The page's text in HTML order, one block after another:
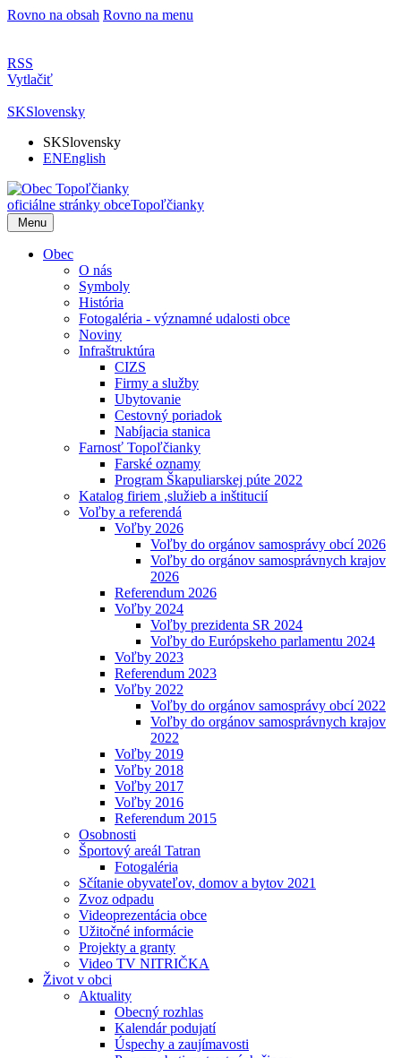
Rovno na obsah Rovno na menu
RSS
Vytlačiť
SKSlovensky
SKSlovensky
ENEnglish
oficiálne stránky obceTopoľčianky
Menu
Obec
O nás
Symboly
História
Fotogaléria - významné udalosti obce
Noviny
Infraštruktúra
CIZS
Firmy a služby
Ubytovanie
Cestovný poriadok
Nabíjacia stanica
Farnosť Topoľčianky
Farské oznamy
Program Škapuliarskej púte 2022
Katalog firiem ,služieb a inštitucií
Voľby a referendá
Voľby 2026
Voľby do orgánov samosprávy obcí 2026
Voľby do orgánov samosprávnych krajov
2026
Referendum 2026
Voľby 2024
Voľby prezidenta SR 2024
Voľby do Európskeho parlamentu 2024
Voľby 2023
Referendum 2023
Voľby 2022
Voľby do orgánov samosprávy obcí 2022
Voľby do orgánov samosprávnych krajov
2022
Voľby 2019
Voľby 2018
Voľby 2017
Voľby 2016
Referendum 2015
Osobnosti
Športový areál Tatran
Fotogaléria
Sčítanie obyvateľov, domov a bytov 2021
Zvoz odpadu
Videoprezentácia obce
Užitočné informácie
Projekty a granty
Video TV NITRIČKA
Život v obci
Aktuality
Obecný rozhlas
Kalendár podujatí
Úspechy a zaujímavosti